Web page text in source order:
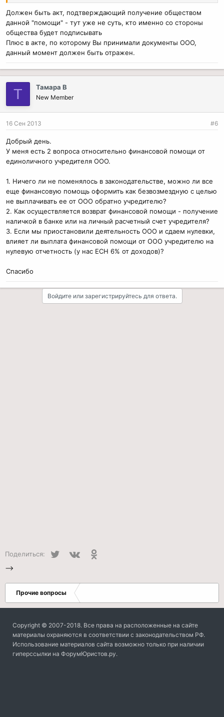
Должен быть акт, подтверждающий получение обществом
данной "помощи" - тут уже не суть, кто именно со стороны
общества будет подписывать
Плюс в акте, по которому Вы принимали документы ООО,
данный момент должен быть отражен.
Т Тамара В
New Member
16 Сен 2013 #6
Добрый день.
У меня есть 2 вопроса относительно финансовой помощи от
единоличного учредителя ООО.
1. Ничего ли не поменялось в законодательстве, можно ли все
еще финансовую помощь оформить как безвозмездную с целью
не выплачивать ее от ООО обратно учредителю?
2. Как осуществляется возврат финансовой помощи - получение
наличкой в банке или на личный расчетный счет учредителя?
3. Если мы приостановили деятельность ООО и сдаем нулевки,
влияет ли выплата финансовой помощи от ООО учредителю на
нулевую отчетность (у нас ЕСН 6% от доходов)?
Спасибо
Войдите или зарегистрируйтесь для ответа.
Поделиться: Twitter
-->
Прочие вопросы
Copyright © 2007-2018. Все права на расположенные на сайте
материалы охраняются в соответствии с законодательством РФ.
Использование материалов сайта возможно только при наличии
гиперссылки на ФорумЮристов.ру.